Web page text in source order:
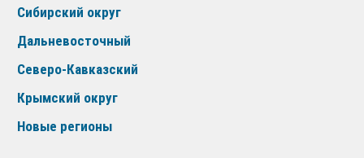
Сибирский округ
Дальневосточный
Северо-Кавказский
Крымский округ
Новые регионы